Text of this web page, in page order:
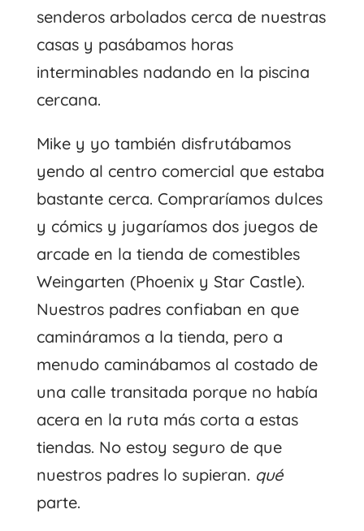
senderos arbolados cerca de nuestras
casas y pasábamos horas
interminables nadando en la piscina
cercana.
Mike y yo también disfrutábamos
yendo al centro comercial que estaba
bastante cerca. Compraríamos dulces
y cómics y jugaríamos dos juegos de
arcade en la tienda de comestibles
Weingarten (Phoenix y Star Castle).
Nuestros padres confiaban en que
camináramos a la tienda, pero a
menudo caminábamos al costado de
una calle transitada porque no había
acera en la ruta más corta a estas
tiendas. No estoy seguro de que
nuestros padres lo supieran. qué
parte.